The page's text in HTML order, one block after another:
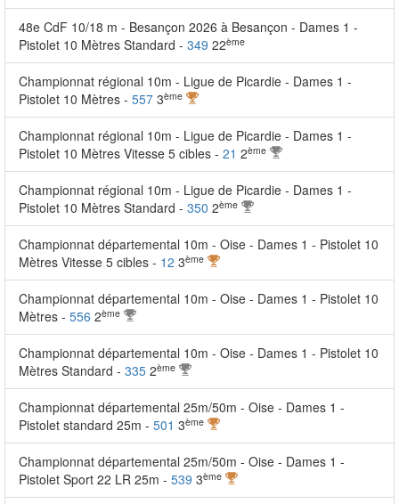
48e CdF 10/18 m - Besançon 2026 à Besançon - Dames 1 -
Pistolet 10 Mètres Standard - 349 22ème
Championnat régional 10m - Ligue de Picardie - Dames 1 -
Pistolet 10 Mètres - 557 3ème
Championnat régional 10m - Ligue de Picardie - Dames 1 -
Pistolet 10 Mètres Vitesse 5 cibles - 21 2ème
Championnat régional 10m - Ligue de Picardie - Dames 1 -
Pistolet 10 Mètres Standard - 350 2ème
Championnat départemental 10m - Oise - Dames 1 - Pistolet 10
Mètres Vitesse 5 cibles - 12 3ème
Championnat départemental 10m - Oise - Dames 1 - Pistolet 10
Mètres - 556 2ème
Championnat départemental 10m - Oise - Dames 1 - Pistolet 10
Mètres Standard - 335 2ème
Championnat départemental 25m/50m - Oise - Dames 1 -
Pistolet standard 25m - 501 3ème
Championnat départemental 25m/50m - Oise - Dames 1 -
Pistolet Sport 22 LR 25m - 539 3ème